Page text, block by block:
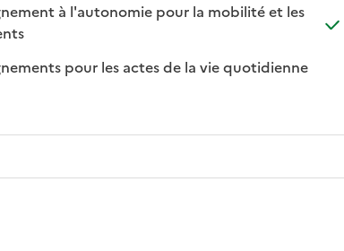
à l'autonomie pour la mobilité et les
disponible
pour les actes de la vie quotidienne